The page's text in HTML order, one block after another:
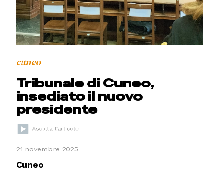
cuneo
Tribunale di Cuneo,
insediato il nuovo
presidente
21 novembre 2025
Cuneo